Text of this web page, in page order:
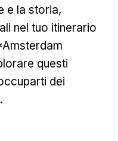
e la storia,
nel tuo itinerario
questi
dei